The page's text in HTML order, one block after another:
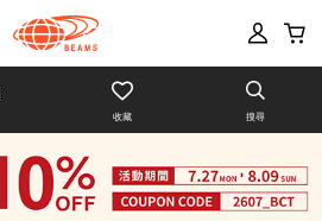
收藏 搜尋